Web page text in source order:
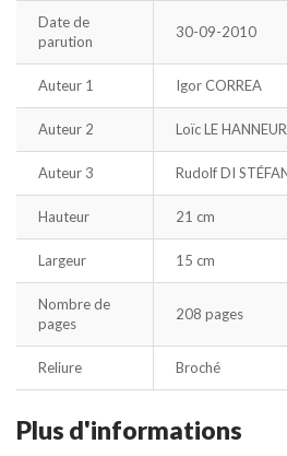
Date de
parution
30-09-2010
Auteur 1 Igor CORREA
Auteur 2 Loïc LE HANNEUR
Auteur 3 Rudolf DI
Hauteur 21 cm
Largeur 15 cm
Nombre de
pages
208 pages
Reliure Broché
Plus d'informations